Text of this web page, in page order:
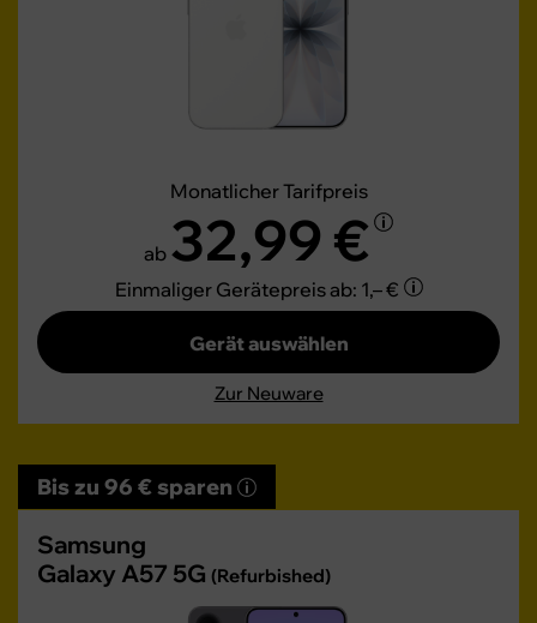
Monatlicher Tarifpreis
ab 32,99 €
Einmaliger Gerätepreisab: 1,– €
Gerät auswählen
Zur Neuware
Bis zu 96 € sparen
Samsung
Galaxy A57 5G (Refurbished)